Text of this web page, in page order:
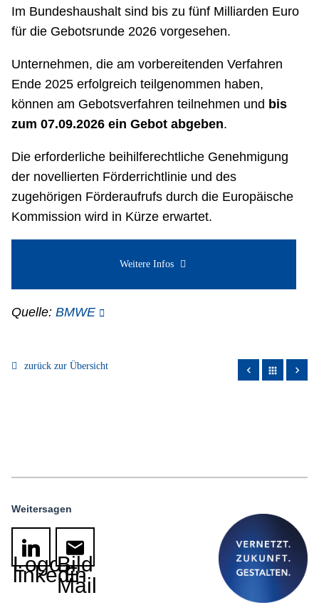
Im Bundeshaushalt sind bis zu fünf Milliarden Euro
für die Gebotsrunde 2026 vorgesehen.
Unternehmen, die am vorbereitenden Verfahren
Ende 2025 erfolgreich teilgenommen haben,
können am Gebotsverfahren teilnehmen und bis
zum 07.09.2026 ein Gebot abgeben.
Die erforderliche beihilferechtliche Genehmigung
der novellierten Förderrichtlinie und des
zugehörigen Förderaufrufs durch die Europäische
Kommission wird in Kürze erwartet.
Weitere Infos
Quelle: BMWE
zurück zur Übersicht apps
Weitersagen
Logo
linkedin
Bild
E-
Mail